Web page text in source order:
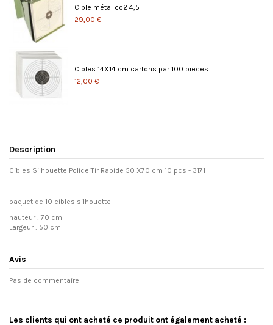
Cible métal co2 4,5
29,00 €
Cibles 14X14 cm cartons par 100 pieces
12,00 €
Description
Cibles Silhouette Police Tir Rapide 50 X70 cm 10 pcs - 3171
paquet de 10 cibles silhouette
hauteur : 70 cm
Largeur : 50 cm
Avis
Pas de commentaire
Les clients qui ont acheté ce produit ont également acheté :